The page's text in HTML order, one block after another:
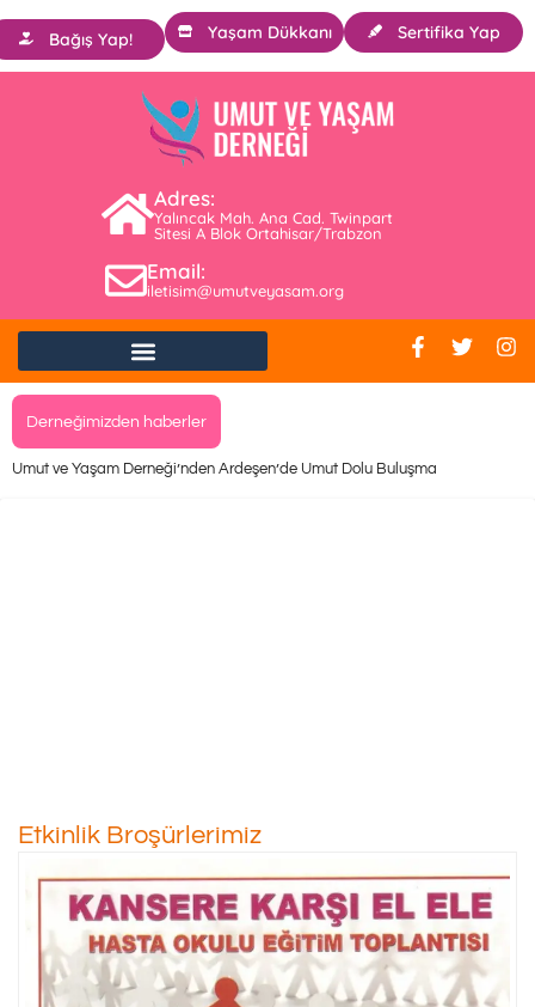
Sertifika Yap
Yaşam Dükkanı
Bağış Yap!
Adres:
Yalıncak Mah. Ana Cad. Twinpart
Sitesi A Blok Ortahisar/Trabzon
Email:
iletisim@umutveyasam.org
Derneğimizden haberler
Umut ve Yaşam Derneği’nden Ardeşen’de Umut Dolu Buluşma
Etkinlik Broşürlerimiz